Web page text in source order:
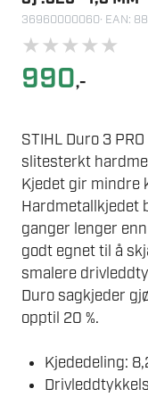
36960000060· EAN:
★★★★★
990,-
STIHL Duro 3
slitesterkt
Kjedet gir mindre
Hardmetallkjedet
ganger lenger
godt egnet til å
smalere
Duro sagkjeder
opptil 20 %.
Kjededeling: